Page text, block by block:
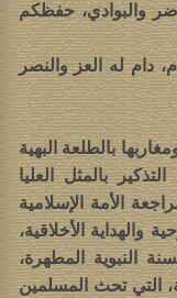
والبوادي، حفظكم
دام له العز والنصر
بالطلعة البهية
بالمثل العليا
الأمة الإسلامية
والهداية الأخلاقية،
النبوية المطهرة،
التي تحث المسلمين